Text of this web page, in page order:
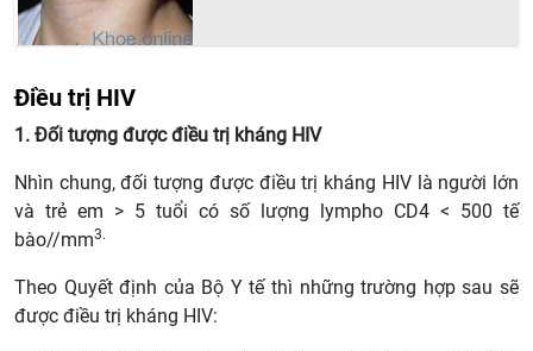
Điều trị HIV
1. Đối tượng được điều trị kháng HIV
Nhìn chung, đối tượng được điều trị kháng HIV là người lớn
và trẻ em > 5 tuổi có số lượng lympho CD4 < 500 tế
bào//mm3.
Theo Quyết định của Bộ Y tế thì những trường hợp sau sẽ
được điều trị kháng HIV: